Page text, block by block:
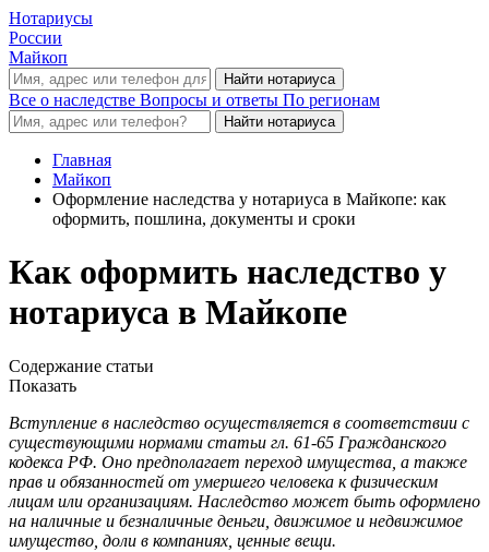
Нотариусы
России
Майкоп
Все о наследстве Вопросы и ответы По регионам
Главная
Майкоп
Оформление наследства у нотариуса в Майкопе: как
оформить, пошлина, документы и сроки
Как оформить наследство у
нотариуса в Майкопе
Содержание статьи
Показать
Вступление в наследство осуществляется в соответствии с
существующими нормами статьи гл. 61-65 Гражданского
кодекса РФ. Оно предполагает переход имущества, а также
прав и обязанностей от умершего человека к физическим
лицам или организациям. Наследство может быть оформлено
на наличные и безналичные деньги, движимое и недвижимое
имущество, доли в компаниях, ценные вещи.